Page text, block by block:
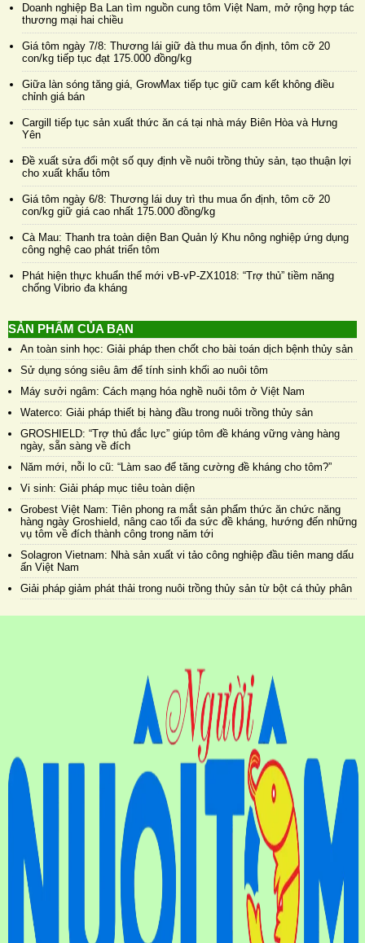
Doanh nghiệp Ba Lan tìm nguồn cung tôm Việt Nam, mở rộng hợp tác
thương mại hai chiều
Giá tôm ngày 7/8: Thương lái giữ đà thu mua ổn định, tôm cỡ 20
con/kg tiếp tục đạt 175.000 đồng/kg
Giữa làn sóng tăng giá, GrowMax tiếp tục giữ cam kết không điều
chỉnh giá bán
Cargill tiếp tục sản xuất thức ăn cá tại nhà máy Biên Hòa và Hưng
Yên
Đề xuất sửa đổi một số quy định về nuôi trồng thủy sản, tạo thuận lợi
cho xuất khẩu tôm
Giá tôm ngày 6/8: Thương lái duy trì thu mua ổn định, tôm cỡ 20
con/kg giữ giá cao nhất 175.000 đồng/kg
Cà Mau: Thanh tra toàn diện Ban Quản lý Khu nông nghiệp ứng dụng
công nghệ cao phát triển tôm
Phát hiện thực khuẩn thể mới vB-vP-ZX1018: “Trợ thủ” tiềm năng
chống Vibrio đa kháng
SẢN PHẨM CỦA BẠN
An toàn sinh học: Giải pháp then chốt cho bài toán dịch bệnh thủy sản
Sử dụng sóng siêu âm để tính sinh khối ao nuôi tôm
Máy sưởi ngâm: Cách mạng hóa nghề nuôi tôm ở Việt Nam
Waterco: Giải pháp thiết bị hàng đầu trong nuôi trồng thủy sản
GROSHIELD: “Trợ thủ đắc lực” giúp tôm đề kháng vững vàng hàng
ngày, sẵn sàng về đích
Năm mới, nỗi lo cũ: “Làm sao để tăng cường đề kháng cho tôm?”
Vi sinh: Giải pháp mục tiêu toàn diện
Grobest Việt Nam: Tiên phong ra mắt sản phẩm thức ăn chức năng
hàng ngày Groshield, nâng cao tối đa sức đề kháng, hướng đến những
vụ tôm về đích thành công trong năm tới
Solagron Vietnam: Nhà sản xuất vi tảo công nghiệp đầu tiên mang dấu
ấn Việt Nam
Giải pháp giảm phát thải trong nuôi trồng thủy sản từ bột cá thủy phân